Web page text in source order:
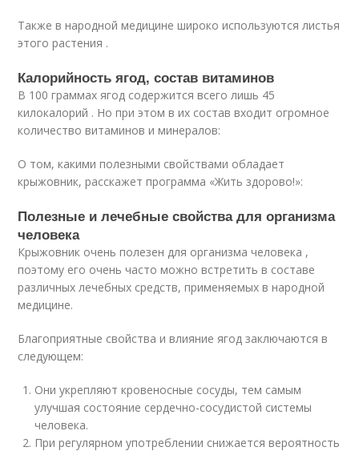
Также в народной медицине широко используются листья
этого растения .
Калорийность ягод, состав витаминов
В 100 граммах ягод содержится всего лишь 45
килокалорий . Но при этом в их состав входит огромное
количество витаминов и минералов:
О том, какими полезными свойствами обладает
крыжовник, расскажет программа «Жить здорово!»:
Полезные и лечебные свойства для организма
человека
Крыжовник очень полезен для организма человека ,
поэтому его очень часто можно встретить в составе
различных лечебных средств, применяемых в народной
медицине.
Благоприятные свойства и влияние ягод заключаются в
следующем:
Они укрепляют кровеносные сосуды, тем самым
улучшая состояние сердечно-сосудистой системы
человека.
При регулярном употрeблении снижается вероятность